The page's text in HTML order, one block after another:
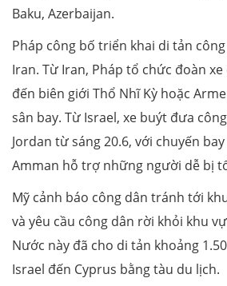
Baku, Azerbaijan.
Pháp công bố triển khai di tản
Iran. Từ Iran, Pháp tổ chức đoàn
đến biên giới Thổ Nhĩ Kỳ hoặc
sân bay. Từ Israel, xe buýt đưa
Jordan từ sáng 20.6, với chuyến
Amman hỗ trợ những người dễ bị
Mỹ cảnh báo công dân tránh tới
và yêu cầu công dân rời khỏi khu
Nước này đã cho di tản khoảng
Israel đến Cyprus bằng tàu du lịch.